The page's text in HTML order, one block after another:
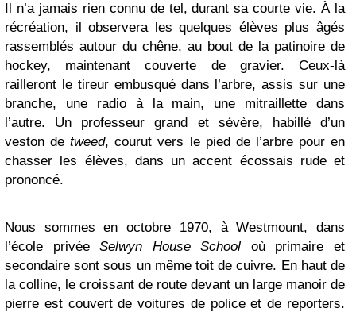
Il n’a jamais rien connu de tel, durant sa courte vie. À la
récréation, il observera les quelques élèves plus âgés
rassemblés autour du chêne, au bout de la patinoire de
hockey, maintenant couverte de gravier. Ceux-là
railleront le tireur embusqué dans l’arbre, assis sur une
branche, une radio à la main, une mitraillette dans
l’autre. Un professeur grand et sévère, habillé d’un
veston detweed, courut vers le pied de l’arbre pour en
chasser les élèves, dans un accent écossais rude et
prononcé.
Nous sommes en octobre 1970, à Westmount, dans
l’école privéeSelwyn House School où primaire et
secondaire sont sous un même toit de cuivre. En haut de
la colline, le croissant de route devant un large manoir de
pierre est couvert de voitures de police et de reporters.